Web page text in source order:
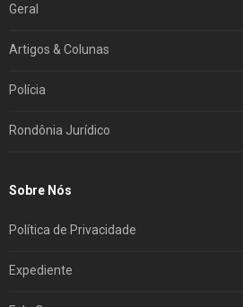
Geral
Artigos & Colunas
Polícia
Rondônia Jurídico
Sobre Nós
Política de Privacidade
Expediente